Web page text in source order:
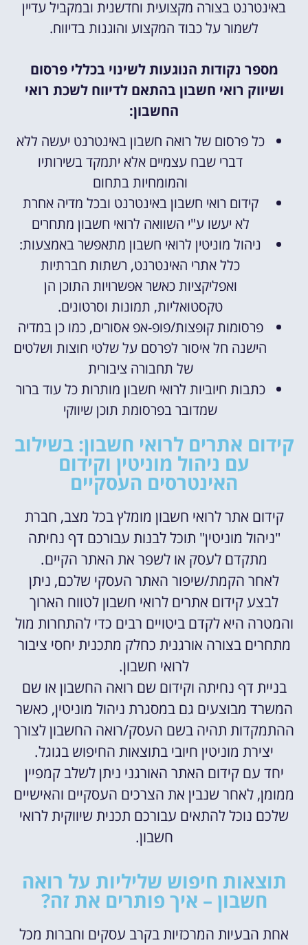
באינטרנט בצורה מקצועית וחדשנית ובמקביל עדיין
לשמור על כבוד המקצוע והוגנות בדיווח.
מספר נקודות הנוגעות לשינוי בכללי פרסום
ושיווק רואי חשבון בהתאם לדיווח לשכת רואי
החשבון:
כל פרסום של רואה חשבון באינטרנט יעשה ללא
דברי שבח עצמיים אלא יתמקד בשירותיו
והמומחיות בתחום
קידום רואי חשבון באינטרנט ובכל מדיה אחרת
לא יעשו ע"י השוואה לרואי חשבון מתחרים
ניהול מוניטין לרואי חשבון מתאפשר באמצעות:
כלל אתרי האינטרנט, רשתות חברתיות
ואפליקציות כאשר אפשרויות התוכן הן
טקסטואליות, תמונות וסרטונים.
פרסומות קופצות/פופ-אפ אסורים, כמו כן במדיה
הישנה חל איסור לפרסם על שלטי חוצות ושלטים
של תחבורה ציבורית
כתבות חיוביות לרואי חשבון מותרות כל עוד ברור
שמדובר בפרסומת תוכן שיווקי
קידום אתרים לרואי חשבון: בשילוב
עם ניהול מוניטין וקידום
האינטרסים העסקיים
קידום אתר לרואי חשבון מומלץ בכל מצב, חברת
"ניהול מוניטין" תוכל לבנות עבורכם דף נחיתה
מתקדם לעסק או לשפר את האתר הקיים.
לאחר הקמת/שיפור האתר העסקי שלכם, ניתן
לבצע קידום אתרים לרואי חשבון לטווח הארוך
והמטרה היא לקדם ביטויים רבים כדי להתחרות מול
מתחרים בצורה אורגנית כחלק מתכנית יחסי ציבור
לרואי חשבון.
בניית דף נחיתה וקידום שם רואה החשבון או שם
המשרד מבוצעים גם במסגרת ניהול מוניטין, כאשר
ההתמקדות תהיה בשם העסק/רואה החשבון לצורך
יצירת מוניטין חיובי בתוצאות החיפוש בגוגל.
יחד עם קידום האתר האורגני ניתן לשלב קמפיין
ממומן, לאחר שנבין את הצרכים העסקיים והאישיים
שלכם נוכל להתאים עבורכם תכנית שיווקית לרואי
חשבון.
תוצאות חיפוש שליליות על רואה
חשבון – איך פותרים את זה?
אחת הבעיות המרכזיות בקרב עסקים וחברות מכל